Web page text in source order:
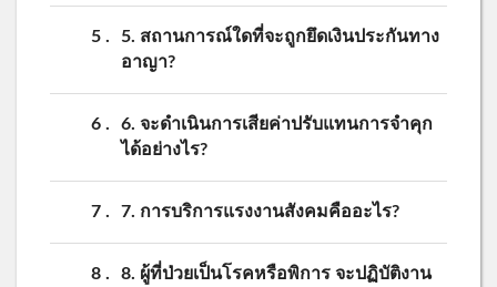
5
5. สถานการณ์ใดที่จะถูกยึดเงินประกันทาง
อาญา?
6
6. จะดำเนินการเสียค่าปรับแทนการจำคุก
ได้อย่างไร?
7 7. การบริการแรงงานสังคมคืออะไร?
8
8. ผู้ที่ป่วยเป็นโรคหรือพิการ จะปฏิบัติงาน